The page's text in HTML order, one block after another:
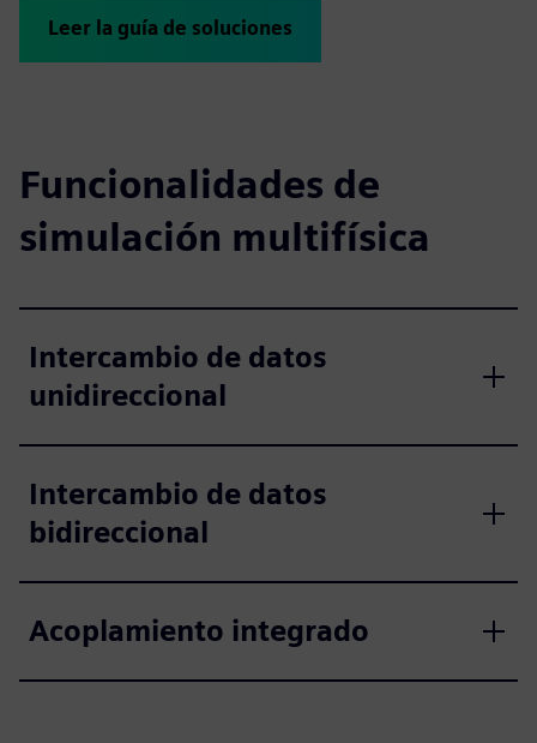
Leer la guía de soluciones
Funcionalidades de
simulación multifísica
Intercambio de datos
unidireccional
Intercambio de datos
bidireccional
Acoplamiento integrado